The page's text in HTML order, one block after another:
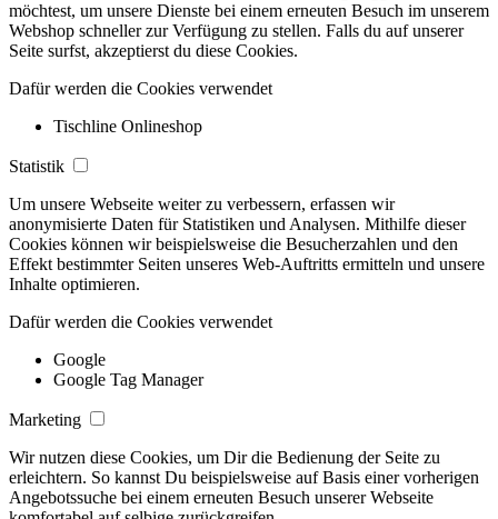
möchtest, um unsere Dienste bei einem erneuten Besuch im unserem
Webshop schneller zur Verfügung zu stellen. Falls du auf unserer
Seite surfst, akzeptierst du diese Cookies.
Dafür werden die Cookies verwendet
Tischline Onlineshop
Statistik
Um unsere Webseite weiter zu verbessern, erfassen wir
anonymisierte Daten für Statistiken und Analysen. Mithilfe dieser
Cookies können wir beispielsweise die Besucherzahlen und den
Effekt bestimmter Seiten unseres Web-Auftritts ermitteln und unsere
Inhalte optimieren.
Dafür werden die Cookies verwendet
Google
Google Tag Manager
Marketing
Wir nutzen diese Cookies, um Dir die Bedienung der Seite zu
erleichtern. So kannst Du beispielsweise auf Basis einer vorherigen
Angebotssuche bei einem erneuten Besuch unserer Webseite